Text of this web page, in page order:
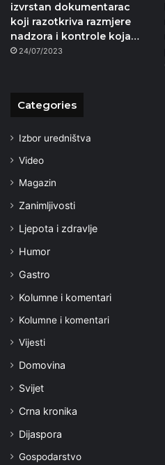
izvrstan dokumentarac
koji razotkriva razmjere
nadzora i kontrole koja…
24/07/2023
Categories
Izbor uredništva
Video
Magazin
Zanimljivosti
Ljepota i zdravlje
Humor
Gastro
Kolumne i komentari
Kolumne i komentari
Vijesti
Domovina
Svijet
Crna kronika
Dijaspora
Gospodarstvo